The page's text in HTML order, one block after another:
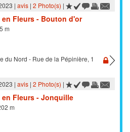
| avis| 2 Photo(s) |
en Fleurs - Bouton d'or
m
du Nord - Rue de la Pépinière, 1
| avis| 2 Photo(s) |
en Fleurs - Jonquille
m